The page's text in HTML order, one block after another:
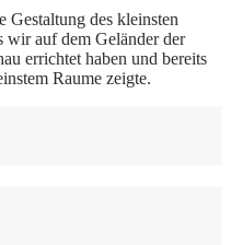
Gestaltung des kleinsten
wir auf dem Geländer der
errichtet haben und bereits
Raume zeigte.